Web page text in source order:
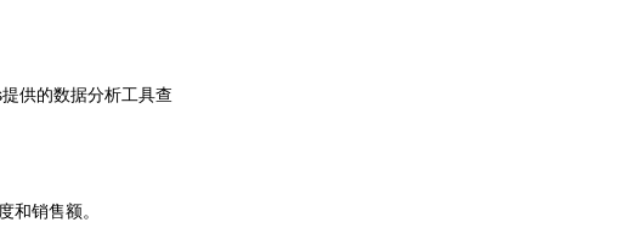
供的数据分析工具查
和销售额。